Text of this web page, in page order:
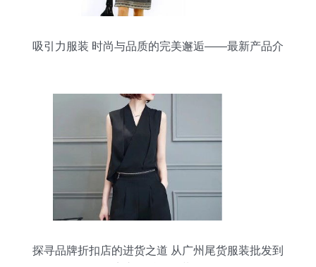
吸引力服装 时尚与品质的完美邂逅——最新产品介
探寻品牌折扣店的进货之道 从广州尾货服装批发到